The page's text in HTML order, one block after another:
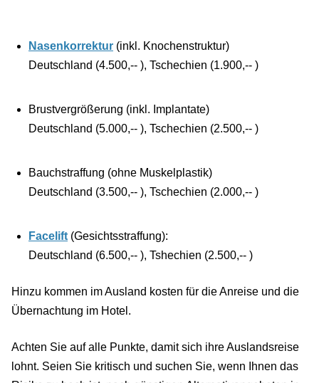
Nasenkorrektur (inkl. Knochenstruktur)
Deutschland (4.500,-- ), Tschechien (1.900,-- )
Brustvergrößerung (inkl. Implantate)
Deutschland (5.000,-- ), Tschechien (2.500,-- )
Bauchstraffung (ohne Muskelplastik)
Deutschland (3.500,-- ), Tschechien (2.000,-- )
Facelift (Gesichtsstraffung):
Deutschland (6.500,-- ), Tshechien (2.500,-- )
Hinzu kommen im Ausland kosten für die Anreise und die
Übernachtung im Hotel.
Achten Sie auf alle Punkte, damit sich ihre Auslandsreise
lohnt. Seien Sie kritisch und suchen Sie, wenn Ihnen das